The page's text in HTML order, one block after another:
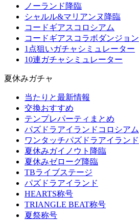
ノーランド降臨
シャルル&マリアンヌ降臨
コードギアスコロシアム
コードギアスコラボダンジョン
1点狙いガチャシミュレーター
10連ガチャシミュレーター
夏休みガチャ
当たりと最新情報
交換おすすめ
テンプレパーティまとめ
パズドラアイランドコロシアム
ワンタッチパズドラアイランド
夏休みガイノウト降臨
夏休みゼローグ降臨
TBライブステージ
パズドラアイランド
HEARTS称号
TRIANGLE BEAT称号
夏祭称号